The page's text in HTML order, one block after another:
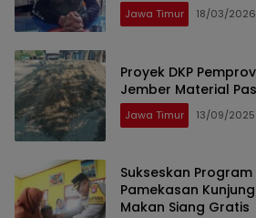
Jawa Timur 18/03/2026
Proyek DKP
Jember Material
Jawa Timur 13/09/2025
Sukseskan
Pamekasan
Makan Siang Gratis